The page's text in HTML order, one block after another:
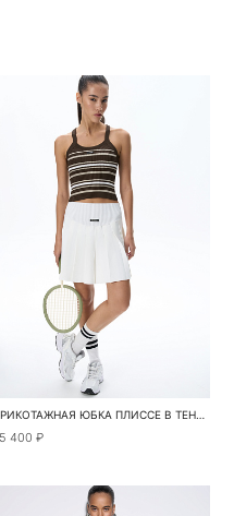
ТРИКОТАЖНАЯ ЮБКА ПЛИССЕ В ТЕННИСНОМ СТИЛЕ
400 ₽